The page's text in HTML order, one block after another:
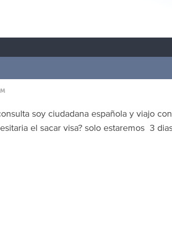
soy ciudadana española y viajo
el sacar visa? solo estaremos 3